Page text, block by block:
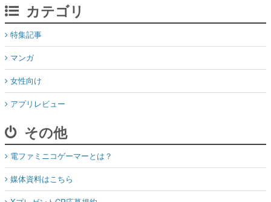
カテゴリ
特集記事
マンガ
女性向け
アプリレビュー
その他
電ファミニコゲーマーとは？
媒体資料はこちら